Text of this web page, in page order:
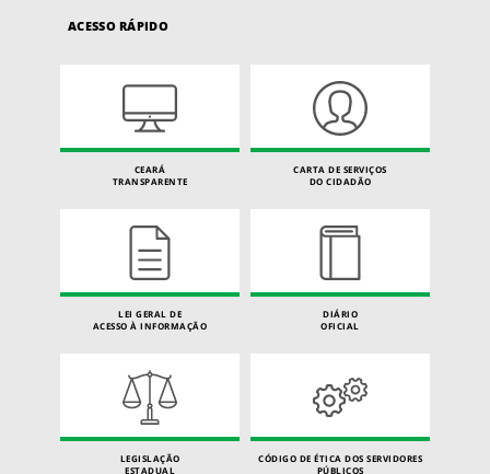
ACESSO RÁPIDO
CEARÁ
TRANSPARENTE
CARTA DE SERVIÇOS
DO CIDADÃO
LEI GERAL DE
ACESSO À INFORMAÇÃO
DIÁRIO
OFICIAL
LEGISLAÇÃO
ESTADUAL
CÓDIGO DE ÉTICA DOS SERVIDORES
PÚBLICOS